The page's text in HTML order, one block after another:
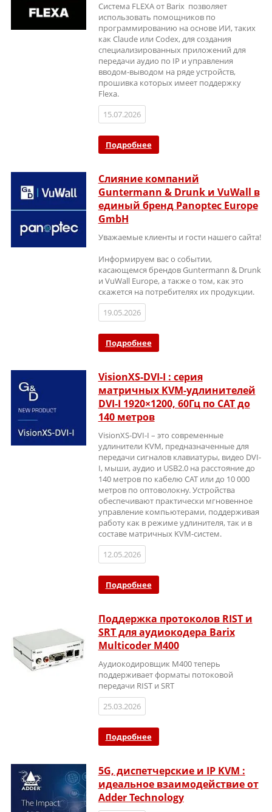
Система FLEXA от Barix позволяет
использовать помощников по
программированию на основе ИИ, таких
как Claude или Codex, для создания
специализированных приложений для
передачи аудио по IP и управления
вводом-выводом на ряде устройств,
прошивка которых имеет поддержку
Flexa.
15.07.2026
Подробнее
Слияние компаний
Guntermann & Drunk и VuWall в
единый бренд Panoptec Europe
GmbH
Уважаемые клиенты и гости нашего сайта!
Информируем вас о событии,
касающемся брендов Guntermann & Drunk
и VuWall Europe, а также о том, как это
скажется на потребителях их продукции.
19.05.2026
Подробнее
VisionXS-DVI-I : серия
матричных KVM-удлинителей
DVI-I 1920×1200, 60Гц по CAT до
140 метров
VisionXS-DVI-I – это современные
удлинители KVM, предназначенные для
передачи сигналов клавиатуры, видео DVI-
I, мыши, аудио и USB2.0 на расстояние до
140 метров по кабелю CAT или до 10 000
метров по оптоволокну. Устройства
обеспечивают практически мгновенное
управление компьютерами, поддерживая
работу как в режиме удлинителя, так и в
составе матричных KVM-систем.
12.05.2026
Подробнее
Поддержка протоколов RIST и
SRT для аудиокодера Barix
Multicoder M400
Аудиокодировщик M400 теперь
поддерживает форматы потоковой
передачи RIST и SRT
25.03.2026
Подробнее
5G, диспетчерские и IP KVM :
идеальное взаимодействие от
Adder Technology